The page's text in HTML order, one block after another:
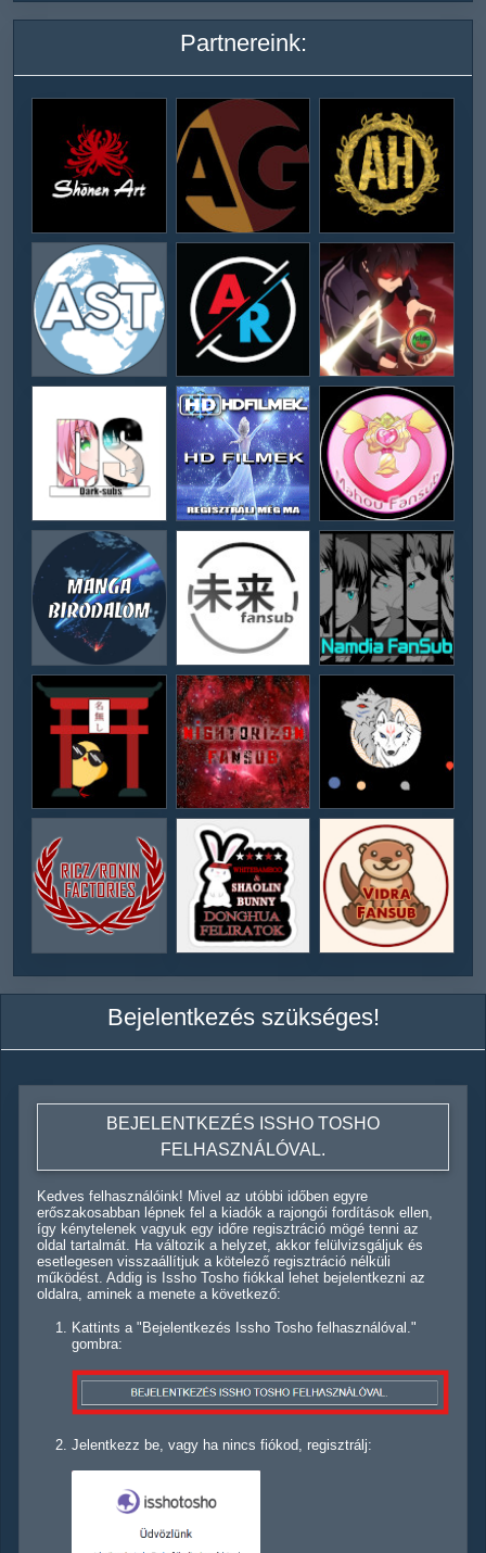
Partnereink:
Bejelentkezés szükséges!
BEJELENTKEZÉS ISSHO TOSHO
FELHASZNÁLÓVAL.
Kedves felhasználóink! Mivel az utóbbi időben egyre
erőszakosabban lépnek fel a kiadók a rajongói fordítások ellen,
így kénytelenek vagyuk egy időre regisztráció mögé tenni az
oldal tartalmát. Ha változik a helyzet, akkor felülvizsgáljuk és
esetlegesen visszaállítjuk a kötelező regisztráció nélküli
működést. Addig is Issho Tosho fiókkal lehet bejelentkezni az
oldalra, aminek a menete a következő:
Kattints a "Bejelentkezés Issho Tosho felhasználóval."
gombra:
Jelentkezz be, vagy ha nincs fiókod, regisztrálj: